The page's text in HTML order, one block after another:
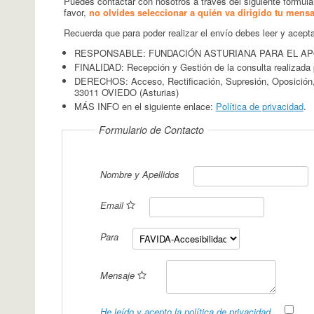
favor,no olvides seleccionar a quién va dirigido tu
Recuerda que para poder realizar el envío debes leer y
RESPONSABLE: FUNDACIÓN ASTURIANA PARA EL
FINALIDAD: Recepción y Gestión de la consulta
DERECHOS: Acceso, Rectificación, Supresión,
33011 OVIEDO (Asturias)
MÁS INFO en el siguiente enlace: Política de privacidad.
Formulario de Contacto
Nombre y Apellidos
Email
Para
Mensaje